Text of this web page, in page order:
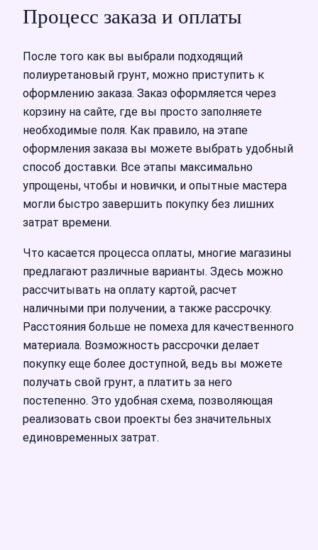
Процесс заказа и оплаты
После того как вы выбрали подходящий
полиуретановый грунт, можно приступить к
оформлению заказа. Заказ оформляется через
корзину на сайте, где вы просто заполняете
необходимые поля. Как правило, на этапе
оформления заказа вы можете выбрать удобный
способ доставки. Все этапы максимально
упрощены, чтобы и новички, и опытные мастера
могли быстро завершить покупку без лишних
затрат времени.
Что касается процесса оплаты, многие магазины
предлагают различные варианты. Здесь можно
рассчитывать на оплату картой, расчет
наличными при получении, а также рассрочку.
Расстояния больше не помеха для качественного
материала. Возможность рассрочки делает
покупку еще более доступной, ведь вы можете
получать свой грунт, а платить за него
постепенно. Это удобная схема, позволяющая
реализовать свои проекты без значительных
единовременных затрат.